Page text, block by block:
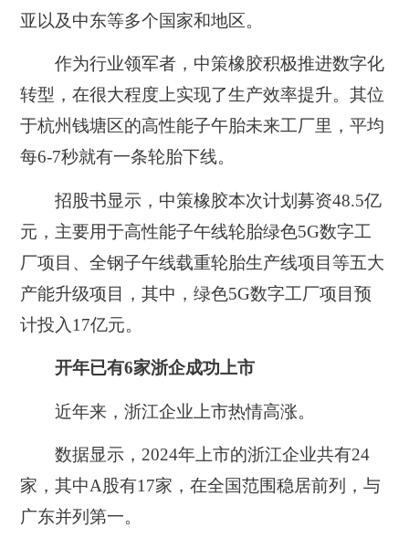
亚以及中东等多个国家和地区。
作为行业领军者，中策橡胶积极推进数字化
转型，在很大程度上实现了生产效率提升。其位
于杭州钱塘区的高性能子午胎未来工厂里，平均
每6-7秒就有一条轮胎下线。
招股书显示，中策橡胶本次计划募资48.5亿
元，主要用于高性能子午线轮胎绿色5G数字工
厂项目、全钢子午线载重轮胎生产线项目等五大
产能升级项目，其中，绿色5G数字工厂项目预
计投入17亿元。
开年已有6家浙企成功上市
近年来，浙江企业上市热情高涨。
数据显示，2024年上市的浙江企业共有24
家，其中A股有17家，在全国范围稳居前列，与
广东并列第一。